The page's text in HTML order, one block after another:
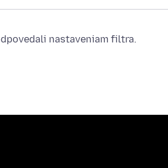
nastaveniam filtra.